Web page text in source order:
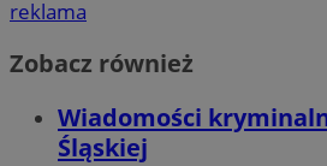
reklama
Zobacz również
Wiadomości
Śląskiej